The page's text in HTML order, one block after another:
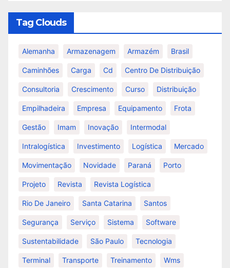
Tag Clouds
Alemanha Armazenagem Armazém Brasil
Caminhões Carga Cd Centro De Distribuição
Consultoria Crescimento Curso Distribuição
Empilhadeira Empresa Equipamento Frota
Gestão Imam Inovação Intermodal
Intralogística Investimento Logística Mercado
Movimentação Novidade Paraná Porto
Projeto Revista Revista Logística
Rio De Janeiro Santa Catarina Santos
Segurança Serviço Sistema Software
Sustentabilidade São Paulo Tecnologia
Terminal Transporte Treinamento Wms